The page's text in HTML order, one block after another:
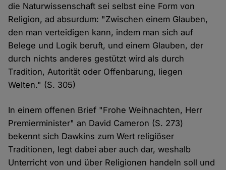
die Naturwissenschaft sei selbst eine Form von
Religion, ad absurdum: "Zwischen einem Glauben,
den man verteidigen kann, indem man sich auf
Belege und Logik beruft, und einem Glauben, der
durch nichts anderes gestützt wird als durch
Tradition, Autorität oder Offenbarung, liegen
Welten." (S. 305)
In einem offenen Brief "Frohe Weihnachten, Herr
Premierminister" an David Cameron (S. 273)
bekennt sich Dawkins zum Wert religiöser
Traditionen, legt dabei aber auch dar, weshalb
Unterricht von und über Religionen handeln soll und